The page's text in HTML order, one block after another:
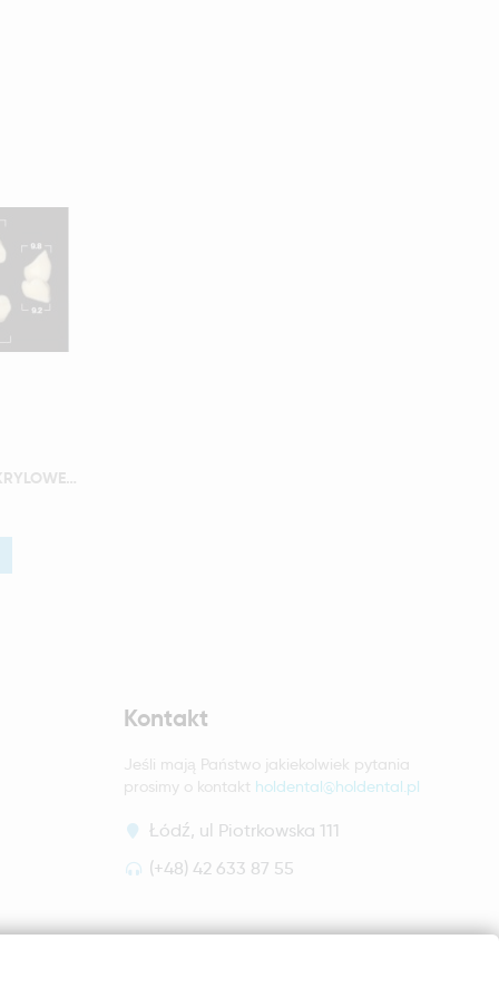
YM. NAPERCE POSTERIOR - AKRYLOWE ZĘBY SZTUCZNE - D3-M34G
Kontakt
Jeśli mają Państwo jakiekolwiek pytania
prosimy o kontakt holdental@holdental.pl
Łódź, ul Piotrkowska 111
(+48) 42 633 87 55